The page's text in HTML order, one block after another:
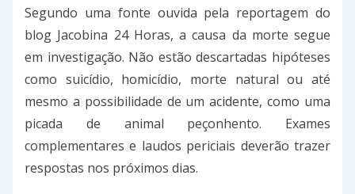
Segundo uma fonte ouvida pela reportagem do
blog Jacobina 24 Horas, a causa da morte segue
em investigação. Não estão descartadas hipóteses
como suicídio, homicídio, morte natural ou até
mesmo a possibilidade de um acidente, como uma
picada de animal peçonhento. Exames
complementares e laudos periciais deverão trazer
respostas nos próximos dias.